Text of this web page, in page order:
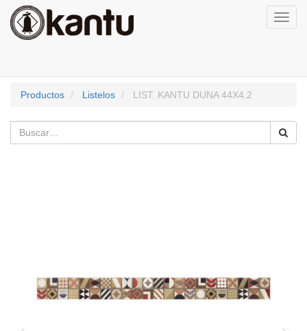
Productos Listelos LIST. KANTU DUNA 44X4.2